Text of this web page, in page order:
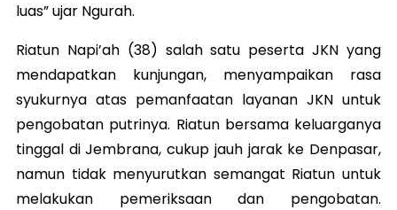
luas” ujar Ngurah.
Riatun Napi’ah (38) salah satu peserta JKN yang
mendapatkan kunjungan, menyampaikan rasa
syukurnya atas pemanfaatan layanan JKN untuk
pengobatan putrinya. Riatun bersama keluarganya
tinggal di Jembrana, cukup jauh jarak ke Denpasar,
namun tidak menyurutkan semangat Riatun untuk
melakukan pemeriksaan dan pengobatan.